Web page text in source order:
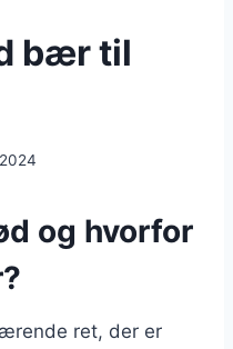
bær til
og hvorfor
ret, der er